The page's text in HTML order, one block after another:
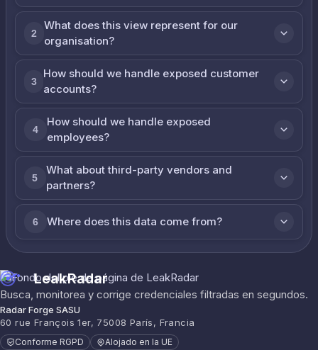
2
What does this view represent for our
organisation?
3
How should we handle exposed customer
accounts?
4
How should we handle exposed
employees?
5
What about third-party vendors and
partners?
6 Where does this data come from?
LeakRadar
Busca, monitorea y corrige credenciales filtradas en segundos.
Radar Forge SASU
60 rue François 1er, 75008 París, Francia
Conforme RGPD Alojado en la UE